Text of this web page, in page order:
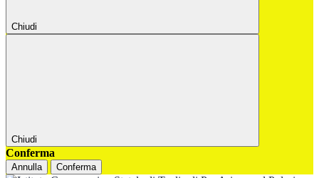
Chiudi
Chiudi
Conferma
Annulla Conferma